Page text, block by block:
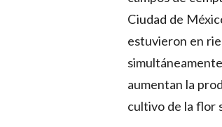
Ciudad de
estuvieron en
aumentan la
cultivo de la flor